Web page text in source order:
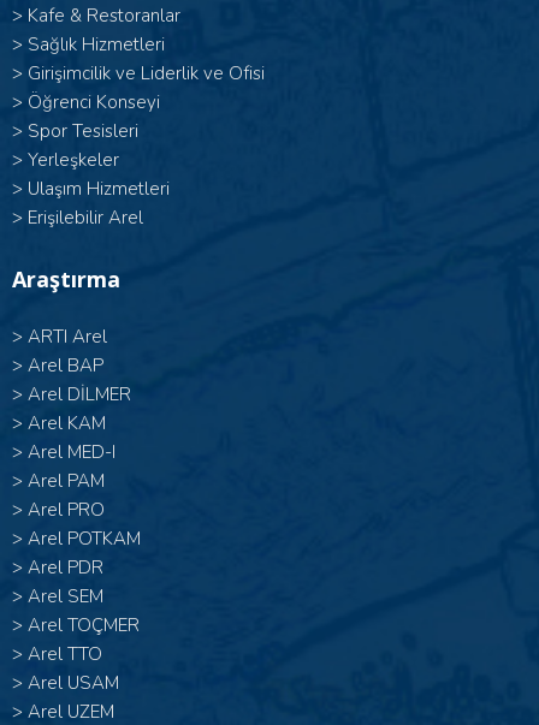
> Kafe & Restoranlar
> Sağlık Hizmetleri
> Girişimcilik ve Liderlik ve Ofisi
> Öğrenci Konseyi
> Spor Tesisleri
> Yerleşkeler
> Ulaşım Hizmetleri
> Erişilebilir Arel
Araştırma
> ARTI Arel
> Arel BAP
> Arel DİLMER
> Arel KAM
> Arel MED-I
> Arel PAM
> Arel PRO
> Arel POTKAM
> Arel PDR
> Arel SEM
> Arel TOÇMER
> Arel TTO
> Arel USAM
> Arel UZEM